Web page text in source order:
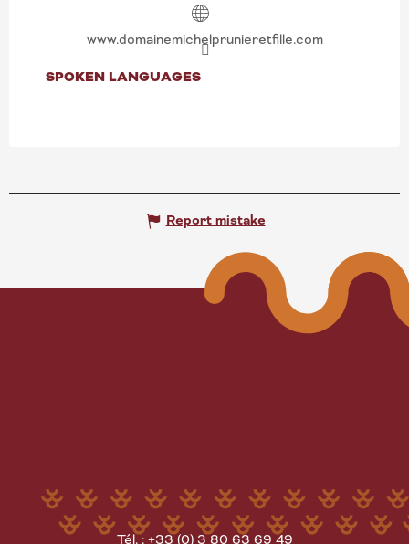
www.domainemichelprunieretfille.com
SPOKEN LANGUAGES
SPOKEN LANGUAGES
Report mistake
Tél. : +33 (0) 3 80 63 69 49